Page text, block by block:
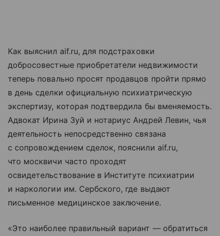
Как выяснил aif.ru, для подстраховки
добросовестные приобретатели недвижимости
теперь повально просят продавцов пройти прямо
в день сделки официальную психиатрическую
экспертизу, которая подтвердила бы вменяемость.
Адвокат Ирина Зуй и нотариус Андрей Левин, чья
деятельность непосредственно связана
с сопровождением сделок, пояснили aif.ru,
что москвичи часто проходят
освидетельствование в Институте психиатрии
и наркологии им. Сербского, где выдают
письменное медицинское заключение.
«Это наиболее правильный вариант — обратиться